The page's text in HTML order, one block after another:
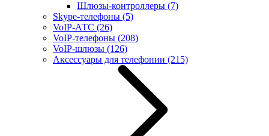
Шлюзы-контроллеры (7)
Skype-телефоны (5)
VoIP-АТС (26)
VoIP-телефоны (208)
VoIP-шлюзы (126)
Аксессуары для телефонии (215)